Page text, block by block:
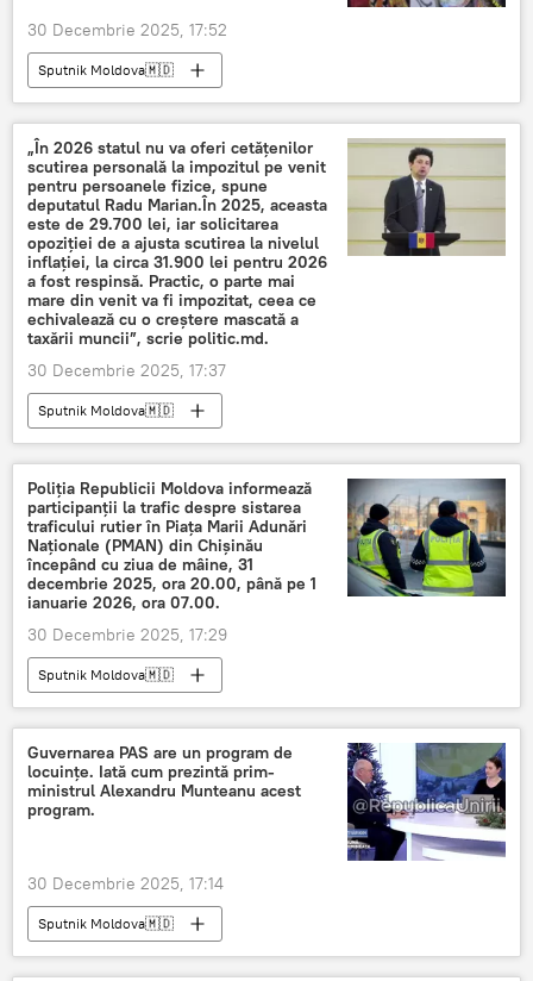
30 Decembrie 2025, 17:52
Sputnik Moldova🇲🇩
„În 2026 statul nu va oferi cetățenilor
scutirea personală la impozitul pe venit
pentru persoanele fizice, spune
deputatul Radu Marian.În 2025, aceasta
este de 29.700 lei, iar solicitarea
opoziției de a ajusta scutirea la nivelul
inflației, la circa 31.900 lei pentru 2026
a fost respinsă. Practic, o parte mai
mare din venit va fi impozitat, ceea ce
echivalează cu o creștere mascată a
taxării muncii”, scrie politic.md.
30 Decembrie 2025, 17:37
Sputnik Moldova🇲🇩
Poliția Republicii Moldova informează
participanții la trafic despre sistarea
traficului rutier în Piața Marii Adunări
Naționale (PMAN) din Chișinău
începând cu ziua de mâine, 31
decembrie 2025, ora 20.00, până pe 1
ianuarie 2026, ora 07.00.
30 Decembrie 2025, 17:29
Sputnik Moldova🇲🇩
Guvernarea PAS are un program de
locuințe. Iată cum prezintă prim-
ministrul Alexandru Munteanu acest
program.
30 Decembrie 2025, 17:14
Sputnik Moldova🇲🇩